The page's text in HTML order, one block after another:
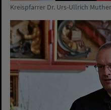
Kreispfarrer Dr. Urs-Ullrich